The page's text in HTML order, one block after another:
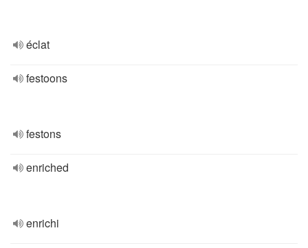
éclat
festoons
festons
enriched
enrichi